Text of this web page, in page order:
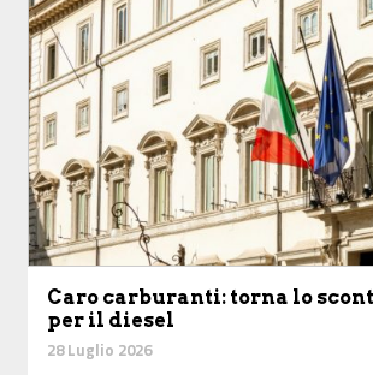
Caro carburanti: torna lo
per il diesel
28 Luglio 2026